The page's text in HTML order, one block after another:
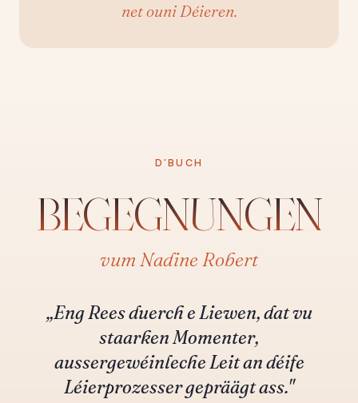
net ouni Déieren.
D'BUCH
BEGEGNUNGEN
vum Nadine Robert
„Eng Rees duerch e Liewen, dat vu
staarken Momenter,
aussergewéinleche Leit an déife
Léierprozesser gepräägt ass."